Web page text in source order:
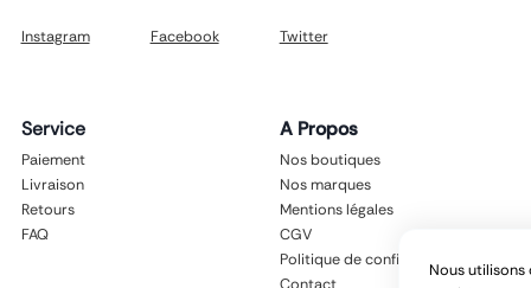
Instagram Facebook Twitter
Service
Paiement
Livraison
Retours
FAQ
A Propos
Nos boutiques
Nos marques
Mentions légales
CGV
Politique de confidentialité
Contact
Nous